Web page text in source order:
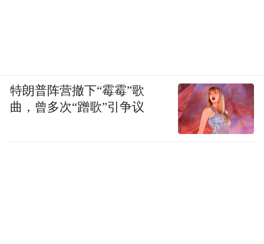
特朗普阵营撤下“霉霉”歌
曲，曾多次“蹭歌”引争议